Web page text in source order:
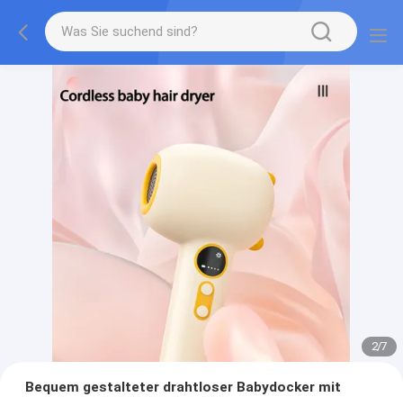
2/7
Bequem gestalteter drahtloser Babydocker mit